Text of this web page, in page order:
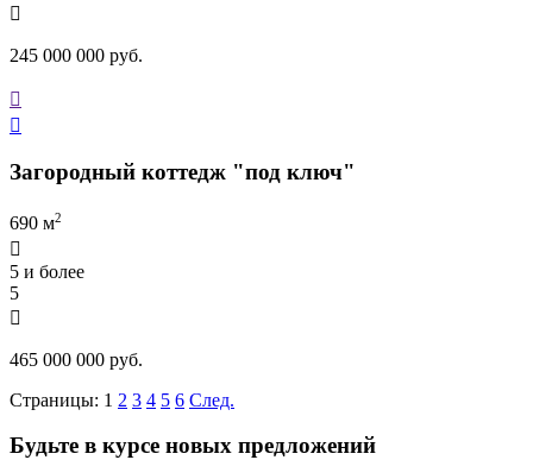

245 000 000 руб.


Загородный коттедж "под ключ"
690 м2

5 и более
5

465 000 000 руб.
Страницы: 1 2 3 4 5 6 След.
Будьте в курсе новых предложений